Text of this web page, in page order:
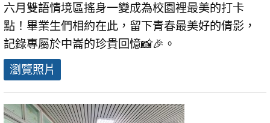
六月雙語情境區搖身一變成為校園裡最美的打卡
點！畢業生們相約在此，留下青春最美好的倩影，
記錄專屬於中崙的珍貴回憶📸🎉。
瀏覽照片